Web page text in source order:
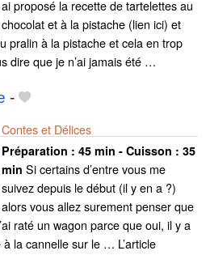
ai proposé la recette de tartelettes au
chocolat et à la pistache (lien ici) et
pralin à la pistache et cela en trop
dire que je n’ai jamais été …
-
Contes et Délices
Préparation : 45 min - Cuisson : 35
min Si certains d’entre vous me
suivez depuis le début (il y en a ?)
alors vous allez surement penser que
raté un wagon parce que oui, il y a
la cannelle sur le … L’article